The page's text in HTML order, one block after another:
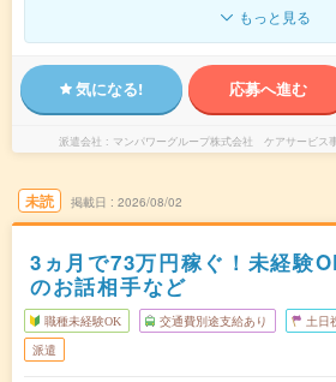
もっと見る
気になる! 応募へ進む
派遣会社 マンパワーグループ株式会社 ケアサービス
未読 掲載日 2026/08/02
3ヵ月で73万円稼ぐ！未経験
のお話相手など
職種未経験OK 交通費別途支給あり 土日
派遣